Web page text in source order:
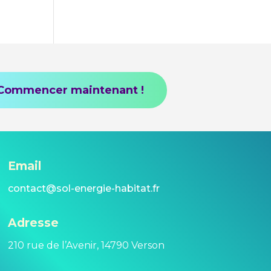
maintenant !
Email
contact@sol-energie-habitat.fr
Adresse
210 rue de l’Avenir, 14790 Verson